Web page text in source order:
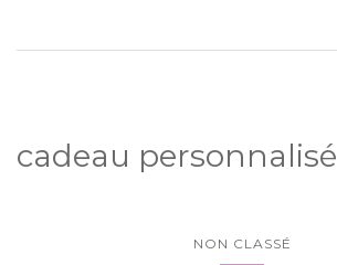
cadeau personnalisé
NON CLASSÉ